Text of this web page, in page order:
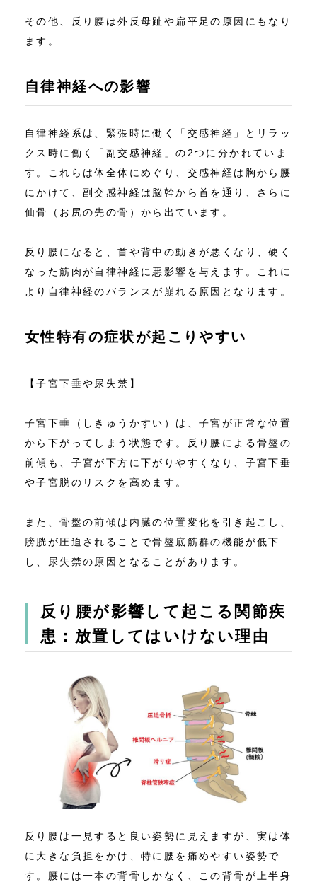
その他、反り腰は外反母趾や扁平足の原因にもなり
ます。
自律神経への影響
自律神経系は、緊張時に働く「交感神経」とリラッ
クス時に働く「副交感神経」の2つに分かれていま
す。これらは体全体にめぐり、交感神経は胸から腰
にかけて、副交感神経は脳幹から首を通り、さらに
仙骨（お尻の先の骨）から出ています。
反り腰になると、首や背中の動きが悪くなり、硬く
なった筋肉が自律神経に悪影響を与えます。これに
より自律神経のバランスが崩れる原因となります。
女性特有の症状が起こりやすい
【子宮下垂や尿失禁】
子宮下垂（しきゅうかすい）は、子宮が正常な位置
から下がってしまう状態です。反り腰による骨盤の
前傾も、子宮が下方に下がりやすくなり、子宮下垂
や子宮脱のリスクを高めます。
また、骨盤の前傾は内臓の位置変化を引き起こし、
膀胱が圧迫されることで骨盤底筋群の機能が低下
し、尿失禁の原因となることがあります。
反り腰が影響して起こる関節疾
患：放置してはいけない理由
反り腰は一見すると良い姿勢に見えますが、実は体
に大きな負担をかけ、特に腰を痛めやすい姿勢で
す。腰には一本の背骨しかなく、この背骨が上半身